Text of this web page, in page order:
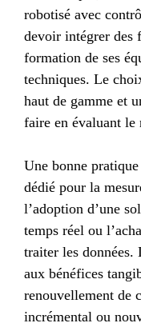
robotisé avec
devoir intégrer des
formation de ses
techniques. Le
haut de gamme et
faire en évaluant le
Une bonne
dédié pour la
l’adoption d’une
temps réel ou
traiter les
aux bénéfices
renouvellement de
incrémental ou